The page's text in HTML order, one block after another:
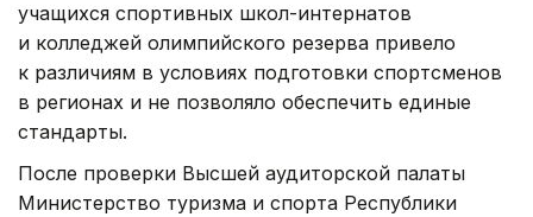
учащихся спортивных школ-интернатов
и колледжей олимпийского резерва привело
к различиям в условиях подготовки спортсменов
в регионах и не позволяло обеспечить единые
стандарты.
После проверки Высшей аудиторской палаты
Министерство туризма и спорта Республики